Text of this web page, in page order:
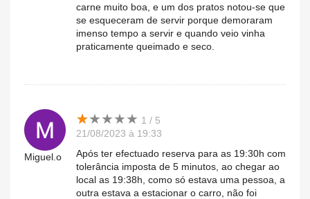
carne muito boa, e um dos pratos notou-se que
se esqueceram de servir porque demoraram
imenso tempo a servir e quando veio vinha
praticamente queimado e seco.
Miguel.o
★★★★★
★★★★★ 1 / 5
21/08/2023 à 19:33
Após ter efectuado reserva para as 19:30h com
tolerância imposta de 5 minutos, ao chegar ao
local as 19:38h, como só estava uma pessoa, a
outra estava a estacionar o carro, não foi